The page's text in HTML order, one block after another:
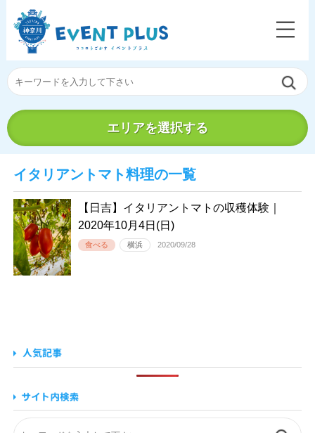
エリアを選択する
イタリアントマト料理の一覧
【日吉】イタリアントマトの収穫体験｜
2020年10月4日(日)
食べる 横浜 2020/09/28